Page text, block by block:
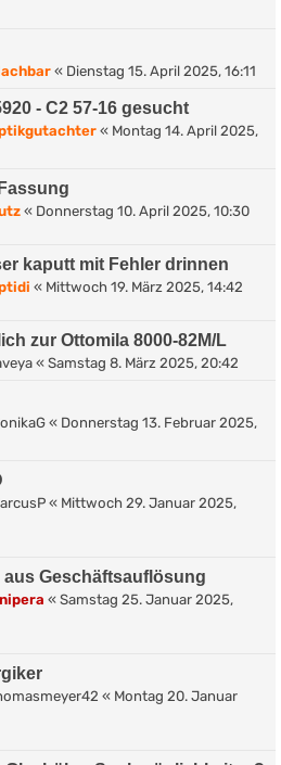
« Dienstag 15. April 2025, 16:11
- C2 57-16 gesucht
« Montag 14. April 2025,
« Donnerstag 10. April 2025, 10:30
kaputt mit Fehler drinnen
« Mittwoch 19. März 2025, 14:42
zur Ottomila 8000-82M/L
« Samstag 8. März 2025, 20:42
« Donnerstag 13. Februar 2025,
« Mittwoch 29. Januar 2025,
aus Geschäftsauflösung
« Samstag 25. Januar 2025,
« Montag 20. Januar